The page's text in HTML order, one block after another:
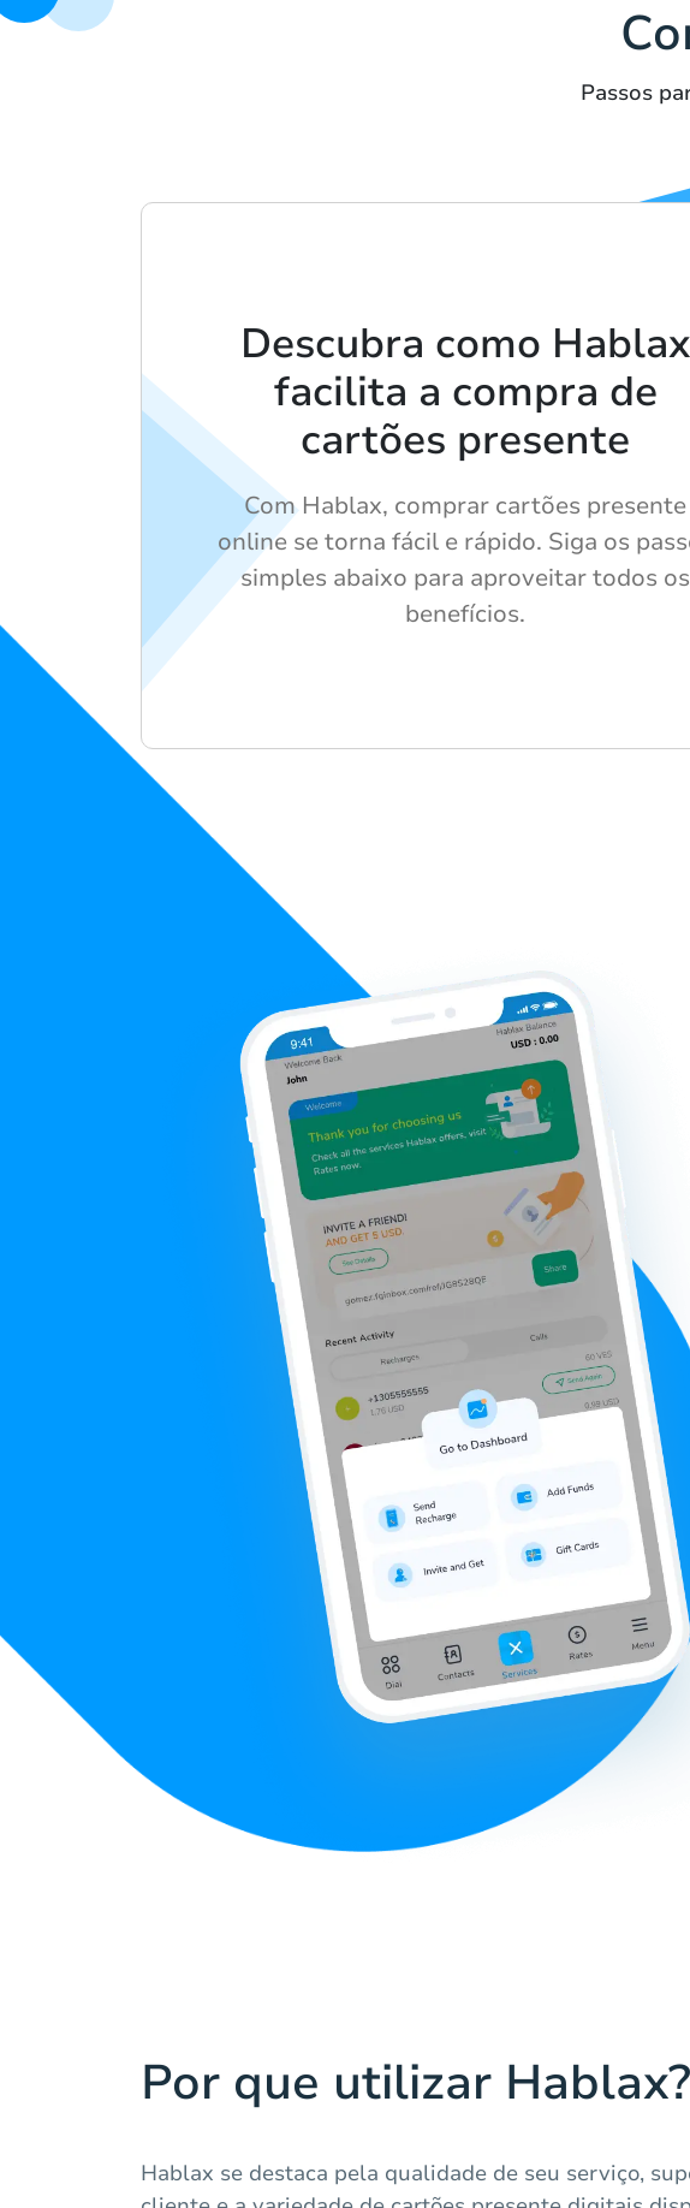
Passos
Descubra como Hablax
facilita a compra de
cartões presente
Com Hablax, comprar cartões presente
online se torna fácil e rápido. Siga os
simples abaixo para aproveitar todos os
benefícios.
Por que utilizar Hablax?
Hablax se destaca pela qualidade de seu serviço,